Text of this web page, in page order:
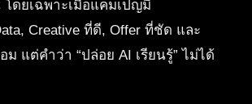
โดยเฉพาะเมื่อแคมเปญมี
Creative ที่ดี, Offer ที่ชัด และ
ม แต่คำว่า “ปล่อย AI เรียนรู้” ไม่ได้